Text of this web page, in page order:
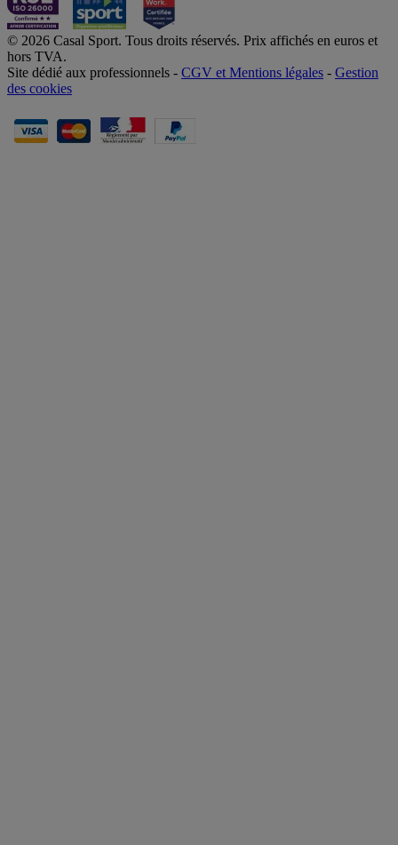
© 2026 Casal Sport. Tous droits réservés. Prix affichés en euros et
hors TVA.
Site dédié aux professionnels - CGV et Mentions légales - Gestion
des cookies